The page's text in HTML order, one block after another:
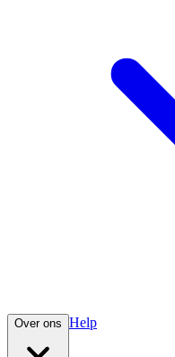
Over ons Help